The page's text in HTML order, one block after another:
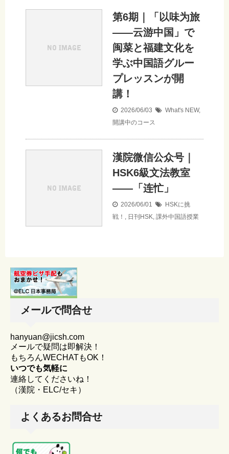
第6期｜「以味为旅
——云游中国」で
闽菜と福建文化を
学ぶ中国語グルー
プレッスンが開
講！
2026/06/03 What's NEW,
開講中のコース
漢院微信公众号｜
HSK6級文法教室
——「连忙」
2026/06/01
HSKに挑
戦！ , 日刊HSK, 課外中国語授業
メールで問合せ
hanyuan@jicsh.com
メールで疑問は即解決！
もちろんWECHATもOK！
いつでも気軽に
連絡してくださいね！
（漢院・ELC/セキ）
よくあるお問合せ